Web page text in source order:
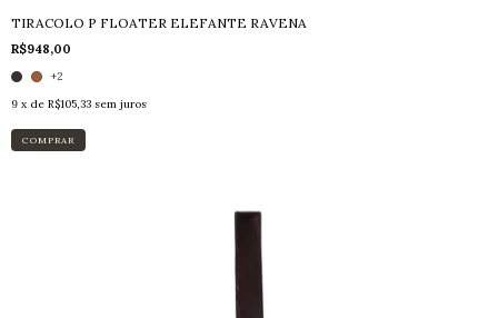
TIRACOLO P FLOATER ELEFANTE RAVENA
R$948,00
+2
9 x de R$105,33 sem juros
COMPRAR